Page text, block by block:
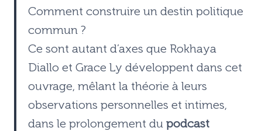
Comment construire un destin politique
commun ?
Ce sont autant d’axes que Rokhaya
Diallo et Grace Ly développent dans cet
ouvrage, mêlant la théorie à leurs
observations personnelles et intimes,
dans le prolongement du podcast